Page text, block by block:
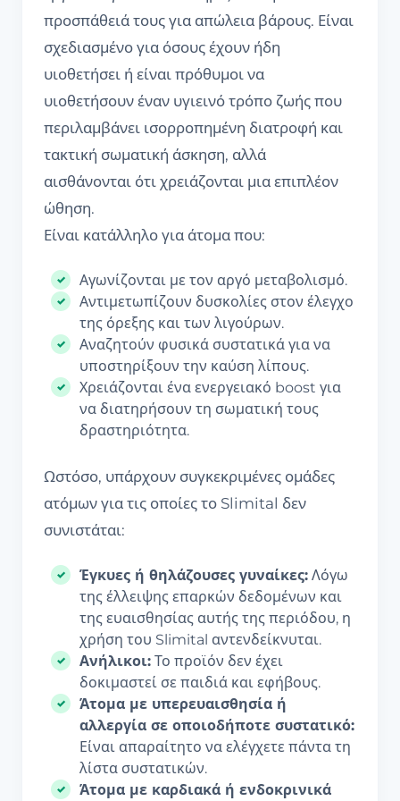
προσπάθειά τους για απώλεια βάρους. Είναι
σχεδιασμένο για όσους έχουν ήδη
υιοθετήσει ή είναι πρόθυμοι να
υιοθετήσουν έναν υγιεινό τρόπο ζωής που
περιλαμβάνει ισορροπημένη διατροφή και
τακτική σωματική άσκηση, αλλά
αισθάνονται ότι χρειάζονται μια επιπλέον
ώθηση.
Είναι κατάλληλο για άτομα που:
Αγωνίζονται με τον αργό μεταβολισμό.
Αντιμετωπίζουν δυσκολίες στον έλεγχο
της όρεξης και των λιγούρων.
Αναζητούν φυσικά συστατικά για να
υποστηρίξουν την καύση λίπους.
Χρειάζονται ένα ενεργειακό boost για
να διατηρήσουν τη σωματική τους
δραστηριότητα.
Ωστόσο, υπάρχουν συγκεκριμένες ομάδες
ατόμων για τις οποίες το Slimital δεν
συνιστάται:
Έγκυες ή θηλάζουσες γυναίκες: Λόγω
της έλλειψης επαρκών δεδομένων και
της ευαισθησίας αυτής της περιόδου, η
χρήση του Slimital αντενδείκνυται.
Ανήλικοι: Το προϊόν δεν έχει
δοκιμαστεί σε παιδιά και εφήβους.
Άτομα με υπερευαισθησία ή
αλλεργία σε οποιοδήποτε συστατικό:
Είναι απαραίτητο να ελέγχετε πάντα τη
λίστα συστατικών.
Άτομα με καρδιακά ή ενδοκρινικά